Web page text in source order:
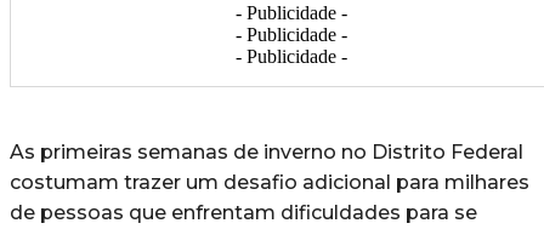
- Publicidade -
- Publicidade -
- Publicidade -
As primeiras semanas de inverno no Distrito Federal
costumam trazer um desafio adicional para milhares
de pessoas que enfrentam dificuldades para se